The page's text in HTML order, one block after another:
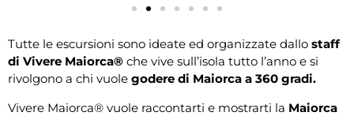
Tutte le escursioni sono ideate ed organizzate dallo staff
di Vivere Maiorca® che vive sull’isola tutto l’anno e si
rivolgono a chi vuole godere di Maiorca a 360 gradi.
Vivere Maiorca® vuole raccontarti e mostrarti la Maiorca